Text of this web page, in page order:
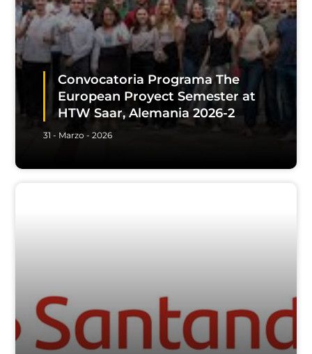
Convocatoria Programa The
European Proyect Semester at
HTW Saar, Alemania 2026-2
31 - Marzo - 2026